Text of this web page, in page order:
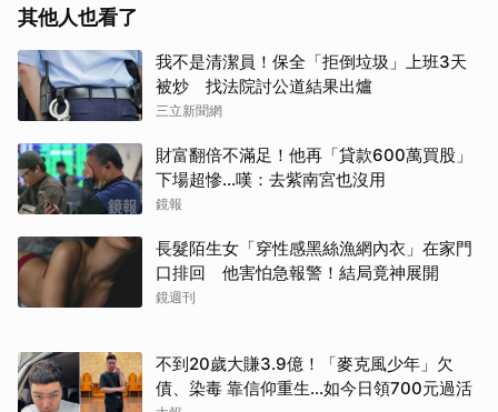
其他人也看了
我不是清潔員！保全「拒倒垃圾」上班3天
被炒 找法院討公道結果出爐
三立新聞網
財富翻倍不滿足！他再「貸款600萬買股」
下場超慘...嘆：去紫南宮也沒用
鏡報
長髮陌生女「穿性感黑絲漁網內衣」在家門
口排回 他害怕急報警！結局竟神展開
鏡週刊
不到20歲大賺3.9億！「麥克風少年」欠
債、染毒 靠信仰重生...如今日領700元過活